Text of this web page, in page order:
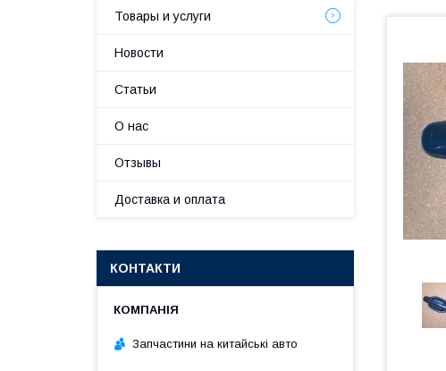
Товары и услуги
Новости
Статьи
О нас
Отзывы
Доставка и оплата
КОНТАКТИ
Запчастини на китайські авто